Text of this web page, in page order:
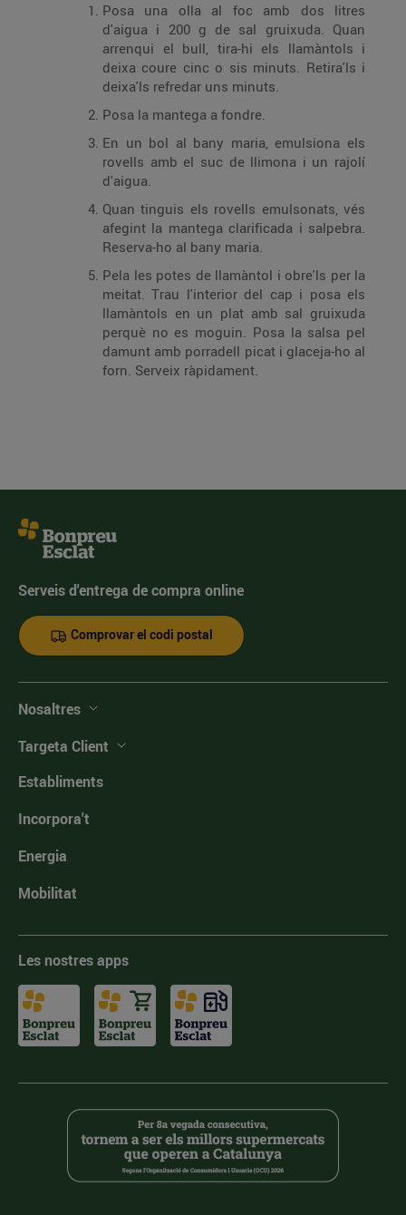
Posa una olla al foc amb dos litres
d'aigua i 200 g de sal gruixuda. Quan
arrenqui el bull, tira-hi els llamàntols i
deixa coure cinc o sis minuts. Retira'ls i
deixa'ls refredar uns minuts.
Posa la mantega a fondre.
En un bol al bany maria, emulsiona els
rovells amb el suc de llimona i un rajolí
d'aigua.
Quan tinguis els rovells emulsonats, vés
afegint la mantega clarificada i salpebra.
Reserva-ho al bany maria.
Pela les potes de llamàntol i obre'ls per la
meitat. Trau l'interior del cap i posa els
llamàntols en un plat amb sal gruixuda
perquè no es moguin. Posa la salsa pel
damunt amb porradell picat i glaceja-ho al
forn. Serveix ràpidament.
Serveis d'entrega de compra online
Comprovar el codi postal
Nosaltres
Targeta Client
Establiments
Incorpora't
Energia
Mobilitat
Les nostres apps